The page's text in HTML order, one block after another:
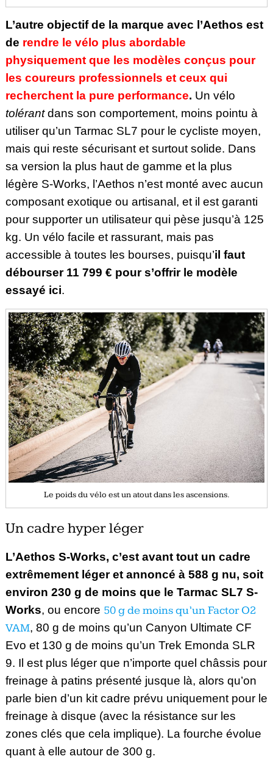
L’autre objectif de la marque avec l’Aethos est
de rendre le vélo plus abordable
physiquement que les modèles conçus pour
les coureurs professionnels et ceux qui
recherchent la pure performance. Un vélo
tolérantdans son comportement, moins pointu à
utiliser qu’un Tarmac SL7 pour le cycliste moyen,
mais qui reste sécurisant et surtout solide. Dans
sa version la plus haut de gamme et la plus
légère S-Works, l’Aethos n’est monté avec aucun
composant exotique ou artisanal, et il est garanti
pour supporter un utilisateur qui pèse jusqu’à 125
kg. Un vélo facile et rassurant, mais pas
accessible à toutes les bourses, puisqu’il faut
débourser 11 799 € pour s’offrir le modèle
essayé ici.
Le poids du vélo est un atout dans les ascensions.
Un cadre hyper léger
L’Aethos S-Works, c’est avant tout un cadre
extrêmement léger et annoncé à 588 g nu, soit
environ 230 g de moins que le Tarmac SL7 S-
Works, ou encore 50 g de moins qu’un Factor O2
VAM, 80 g de moins qu’un Canyon Ultimate CF
Evo et 130 g de moins qu’un Trek Emonda SLR
9. Il est plus léger que n’importe quel châssis pour
freinage à patins présenté jusque là, alors qu’on
parle bien d’un kit cadre prévu uniquement pour le
freinage à disque (avec la résistance sur les
zones clés que cela implique). La fourche évolue
quant à elle autour de 300 g.